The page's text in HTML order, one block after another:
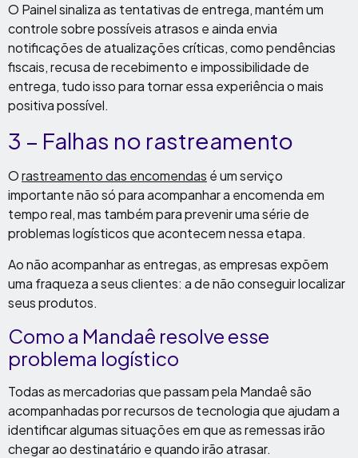
O Painel sinaliza as tentativas de entrega, mantém um
controle sobre possíveis atrasos e ainda envia
notificações de atualizações críticas, como pendências
fiscais, recusa de recebimento e impossibilidade de
entrega, tudo isso para tornar essa experiência o mais
positiva possível.
3 – Falhas no rastreamento
Orastreamento das encomendas é um serviço
importante não só para acompanhar a encomenda em
tempo real, mas também para prevenir uma série de
problemas logísticos que acontecem nessa etapa.
Ao não acompanhar as entregas, as empresas expõem
uma fraqueza a seus clientes: a de não conseguir localizar
seus produtos.
Como a Mandaê resolveesse
problema logístico
Todas as mercadorias que passam pela Mandaê são
acompanhadas por recursos de tecnologia que ajudam a
identificar algumas situações em que as remessas irão
chegar ao destinatário e quando irão atrasar.